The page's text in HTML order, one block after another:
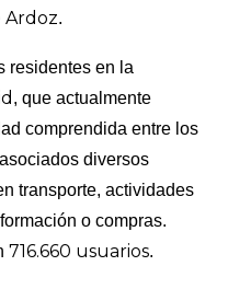
Ardoz.
residentes en la
, que actualmente
comprendida entre los
diversos
transporte, actividades
o compras.
716.660 usuarios.